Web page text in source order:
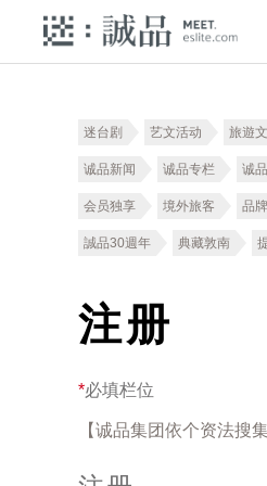
迷台剧 艺文活动 旅遊
诚品新闻 诚品专栏 诚
会员独享 境外旅客 品
誠品30週年 典藏敦南
注册
*必填栏位
【诚品集团依个资法搜